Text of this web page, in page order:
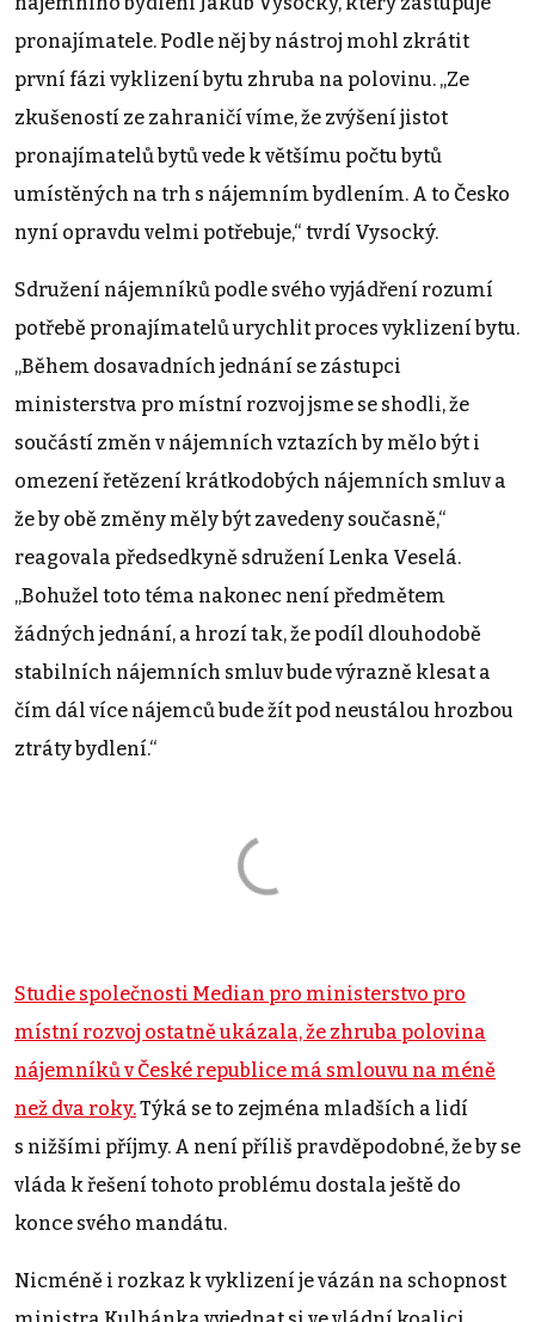
pronajímatele. Podle něj by nástroj mohl zkrátit
první fázi vyklizení bytu zhruba na polovinu. „Ze
zkušeností ze zahraničí víme, že zvýšení jistot
pronajímatelů bytů vede k většímu počtu bytů
umístěných na trh s nájemním bydlením. A to Česko
nyní opravdu velmi potřebuje,“ tvrdí Vysocký.
Sdružení nájemníků podle svého vyjádření rozumí
potřebě pronajímatelů urychlit proces vyklizení bytu.
„Během dosavadních jednání se zástupci
ministerstva pro místní rozvoj jsme se shodli, že
součástí změn v nájemních vztazích by mělo být i
omezení řetězení krátkodobých nájemních smluv a
že by obě změny měly být zavedeny současně,“
reagovala předsedkyně sdružení Lenka Veselá.
„Bohužel toto téma nakonec není předmětem
žádných jednání, a hrozí tak, že podíl dlouhodobě
stabilních nájemních smluv bude výrazně klesat a
čím dál více nájemců bude žít pod neustálou hrozbou
ztráty bydlení.“
Studie společnosti Median pro ministerstvo pro
místní rozvoj ostatně ukázala, že zhruba polovina
nájemníků v České republice má smlouvu na méně
než dva roky.Týká se to zejména mladších a lidí
s nižšími příjmy. A není příliš pravděpodobné, že by se
vláda k řešení tohoto problému dostala ještě do
konce svého mandátu.
Nicméně i rozkaz k vyklizení je vázán na schopnost